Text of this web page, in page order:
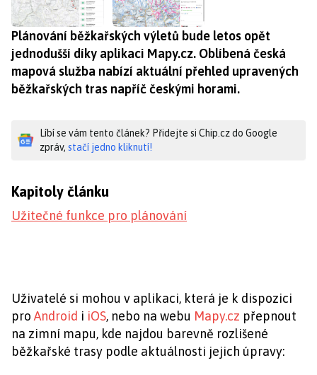
Plánování běžkařských výletů bude letos opět
jednodušší díky aplikaci Mapy.cz. Oblíbená česká
mapová služba nabízí aktuální přehled upravených
běžkařských tras napříč českými horami.
Líbí se vám tento článek? Přidejte si Chip.cz do Google
zpráv, stačí jedno kliknutí!
Kapitoly článku
Užitečné funkce pro plánování
Uživatelé si mohou v aplikaci, která je k dispozici
pro Android i iOS, nebo na webu Mapy.cz přepnout
na zimní mapu, kde najdou barevně rozlišené
běžkařské trasy podle aktuálnosti jejich úpravy: